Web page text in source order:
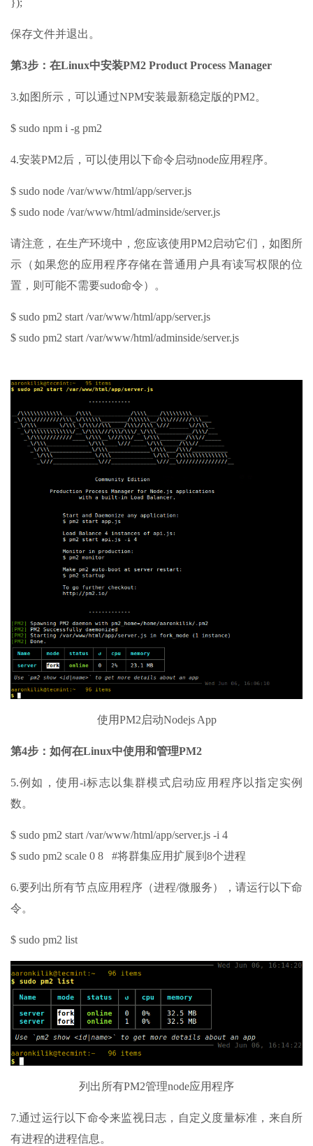
保存文件并退出。
第3步：在Linux中安装PM2 Product Process Manager
3.如图所示，可以通过NPM安装最新稳定版的PM2。
$ sudo npm i -g pm2
4.安装PM2后，可以使用以下命令启动node应用程序。
$ sudo node /var/www/html/app/server.js
$ sudo node /var/www/html/adminside/server.js
请注意，在生产环境中，您应该使用PM2启动它们，如图所
示（如果您的应用程序存储在普通用户具有读写权限的位
置，则可能不需要sudo命令）。
$ sudo pm2 start /var/www/html/app/server.js
$ sudo pm2 start /var/www/html/adminside/server.js
使用PM2启动Nodejs App
第4步：如何在Linux中使用和管理PM2
5.例如，使用-i标志以集群模式启动应用程序以指定实例
数。
$ sudo pm2 start /var/www/html/app/server.js -i 4
$ sudo pm2 scale 0 8 #将群集应用扩展到8个进程
6.要列出所有节点应用程序（进程/微服务），请运行以下命
令。
$ sudo pm2 list
列出所有PM2管理node应用程序
7.通过运行以下命令来监视日志，自定义度量标准，来自所
有进程的进程信息。